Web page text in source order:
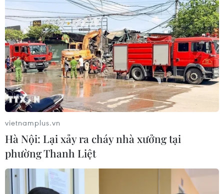
vietnamplus.vn
Hà Nội: Lại xảy ra cháy nhà xưởng tại
phường Thanh Liệt